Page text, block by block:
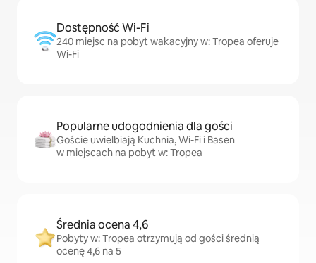
Dostępność Wi-Fi
240 miejsc na pobyt wakacyjny w: Tropea oferuje
Wi-Fi
Popularne udogodnienia dla gości
Goście uwielbiają Kuchnia, Wi-Fi i Basen
w miejscach na pobyt w: Tropea
Średnia ocena 4,6
Pobyty w: Tropea otrzymują od gości średnią
ocenę 4,6 na 5